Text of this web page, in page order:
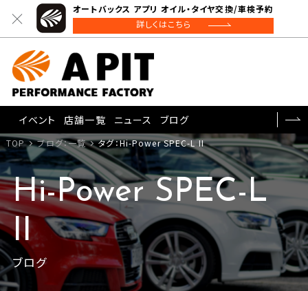
オートバックス アプリ オイル・タイヤ交換/車検予約
詳しくはこちら
イベント 店舗一覧 ニュース ブログ
TOP ブログ：一覧 タグ：Hi-Power SPEC-L II
Hi-Power SPEC-L
II
ブログ